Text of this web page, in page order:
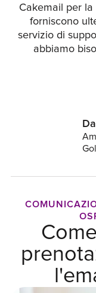
Cakemail per la
forniscono
servizio di
abbiamo